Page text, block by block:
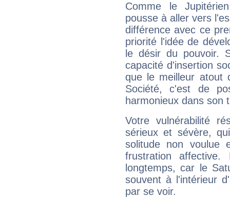
Comme le
pousse à aller vers
différence avec ce
priorité l'idée de
le désir du pouvoir.
capacité d'insertion
que le meilleur atout
Société, c'est de
harmonieux dans son
Votre vulnérabilité
sérieux et sévère,
solitude non voulue
frustration
longtemps, car le
souvent à l'intérieur
par se voir.